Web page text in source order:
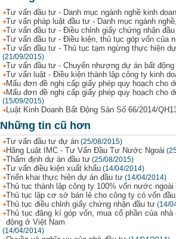
Tư vấn đầu tư - Danh mục ngành nghề kinh
Tư vấn pháp luật đầu tư - Danh mục ngành
Tư vấn đầu tư - Điều chỉnh giấy chứng nhận
Tư vấn đầu tư - Điều kiện, thủ tục góp vốn của
Tư vấn đầu tư - Thủ tục tạm ngừng thực hiện
(21/09/2015)
Tư vấn đầu tư - Chuyển nhượng dự án bất động
Tư vấn luật - Điều kiện thành lập công ty kinh
Mấu đơn đề nghị cấp giấy phép quy hoạch cho
Mấu đơn đề nghị cấp giấy phép quy hoạch cho
(15/09/2015)
Luật Kinh Doanh Bất Động Sản Số 66/2014/
Những tin cũ hơn
Tư vấn đầu tư dự án (25/08/2015)
Hãng Luật IMC - Tư Vấn Đầu Tư Nước Ngoài
Thẩm định dự án đầu tư (25/08/2015)
Tư vấn điều kiện xuất khẩu (14/04/2014)
Triển khai thực hiện dự án đầu tư (14/04/2014)
Thủ tục thành lập công ty 100% vốn nước ngoài
Thủ tục lập cơ sở bán lẻ cho công ty có vốn
Thủ tục điều chỉnh giấy chứng nhận đầu tư (14/
Thủ tục đăng kí góp vốn, mua cổ phần của
động ở Việt Nam
(14/04/2014)